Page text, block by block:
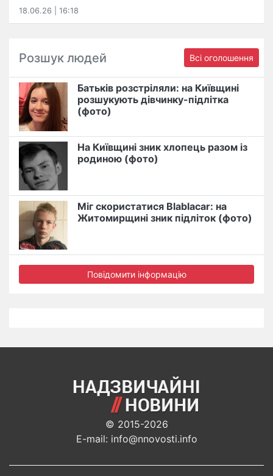
18.06.26 | 16:18
Розшук людей Всі оголошення
Батьків розстріляли: на Київщині
розшукують дівчинку-підлітка
(фото)
На Київщині зник хлопець разом із
родиною (фото)
Міг скористатися Blablacar: на
Житомирщині зник підліток (фото)
Повідомити інформацію
© 2015-2026
E-mail: info@nnovosti.info